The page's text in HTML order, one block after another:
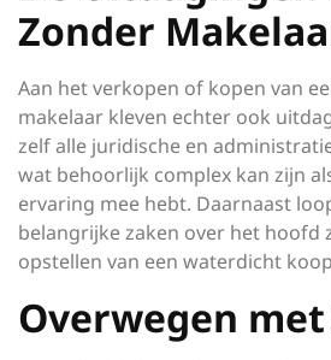
Zonder
Aan het verkopen of kopen van
makelaar kleven echter ook
zelf alle juridische en
wat behoorlijk complex kan zijn
ervaring mee hebt. Daarnaast
belangrijke zaken over het hoofd
opstellen van een waterdicht
Overwegen